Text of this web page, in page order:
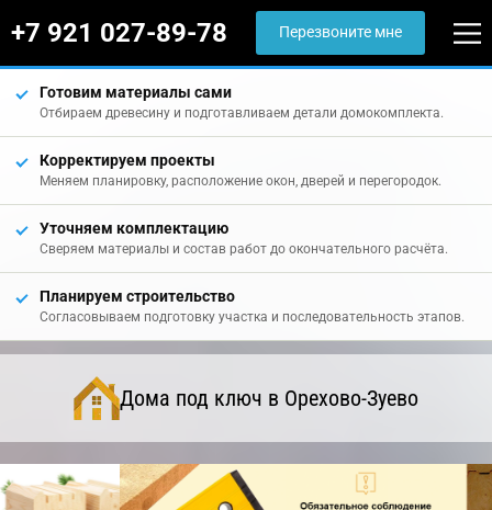
+7 921 027-89-78 Перезвоните мне
Готовим материалы сами
Отбираем древесину и подготавливаем детали домокомплекта.
Корректируем проекты
Меняем планировку, расположение окон, дверей и перегородок.
Уточняем комплектацию
Сверяем материалы и состав работ до окончательного расчёта.
Планируем строительство
Согласовываем подготовку участка и последовательность этапов.
Дома под ключ в Орехово-Зуево